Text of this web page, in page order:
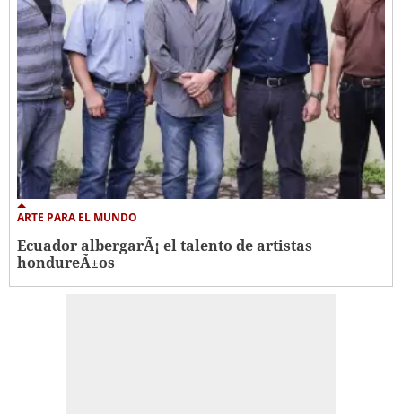
ARTE PARA EL MUNDO
Ecuador albergarÃ¡ el talento de artistas
hondureÃ±os